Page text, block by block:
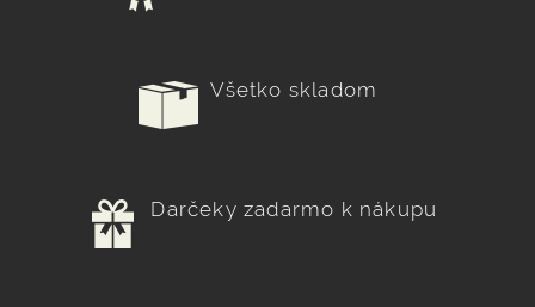
Všetko skladom
Darčeky zadarmo k nákupu